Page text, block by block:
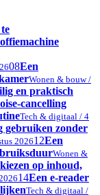
08Een
Wonen & bouw /
en praktisch
cancelling
Tech & digitaal / 4
gebruiken zonder
202612Een
Wonen &
op inhoud,
14Een e-reader
Tech & digitaal /